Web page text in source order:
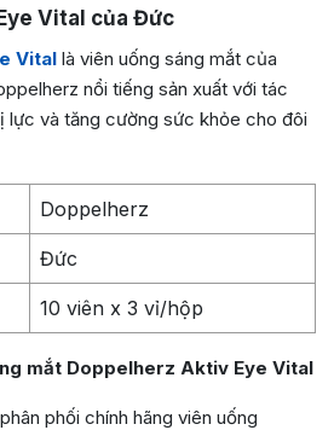
Vital của Đức
Vital là viên uống sáng mắt của
nổi tiếng sản xuất với tác
lực và tăng cường sức khỏe cho đôi
Doppelherz
Đức
10 viên x 3 vỉ/hộp
mắt Doppelherz Aktiv Eye Vital
phối chính hãng viên uống